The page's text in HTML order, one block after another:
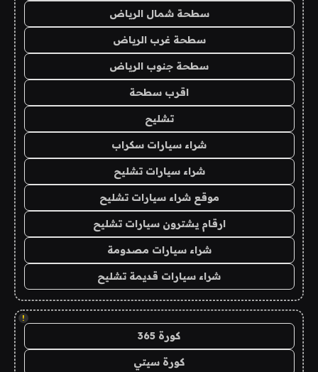
سطحة شمال الرياض
سطحة غرب الرياض
سطحة جنوب الرياض
اقرب سطحة
تشليح
شراء سيارات سكراب
شراء سيارات تشليح
موقع شراء سيارات تشليح
ارقام يشترون سيارات تشليح
شراء سيارات مصدومة
شراء سيارات قديمة تشليح
!
كورة 365
كورة سيتي